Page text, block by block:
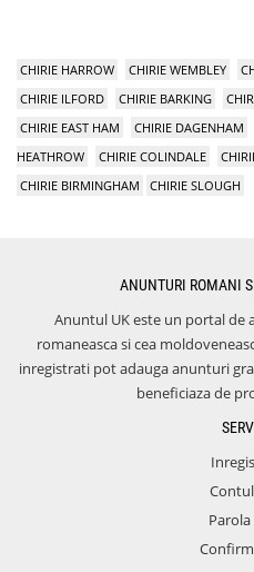
CHIRIE HARROW CHIRIE WEMBLEY
CHIRIE ILFORD
CHIRIE BARKING
CHIRIE EAST HAM
CHIRIE DAGENHAM
HEATHROW
CHIRIE COLINDALE
CHIRIE BIRMINGHAM
CHIRIE SLOUGH
ANUNTURI ROMANI
Anuntul UK este un portal
romaneasca si cea
inregistrati pot adauga anunturi
beneficiaza de